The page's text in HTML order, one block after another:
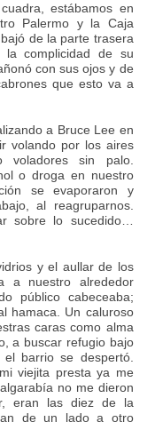
estábamos en
Palermo y la Caja
de la parte trasera
complicidad de su
con sus ojos y de
que esto va a
a Bruce Lee en
volando por los aires
sin palo.
o droga en nuestro
se evaporaron y
al reagruparnos.
sobre lo sucedido…
y el aullar de los
a nuestro alrededor
público cabeceaba;
hamaca. Un caluroso
caras como alma
a buscar refugio bajo
barrio se despertó.
viejita presta ya me
no me dieron
eran las diez de la
de un lado a otro